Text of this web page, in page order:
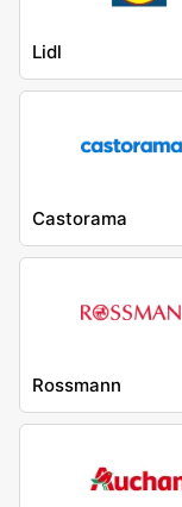
Lidl
Castorama
Rossmann